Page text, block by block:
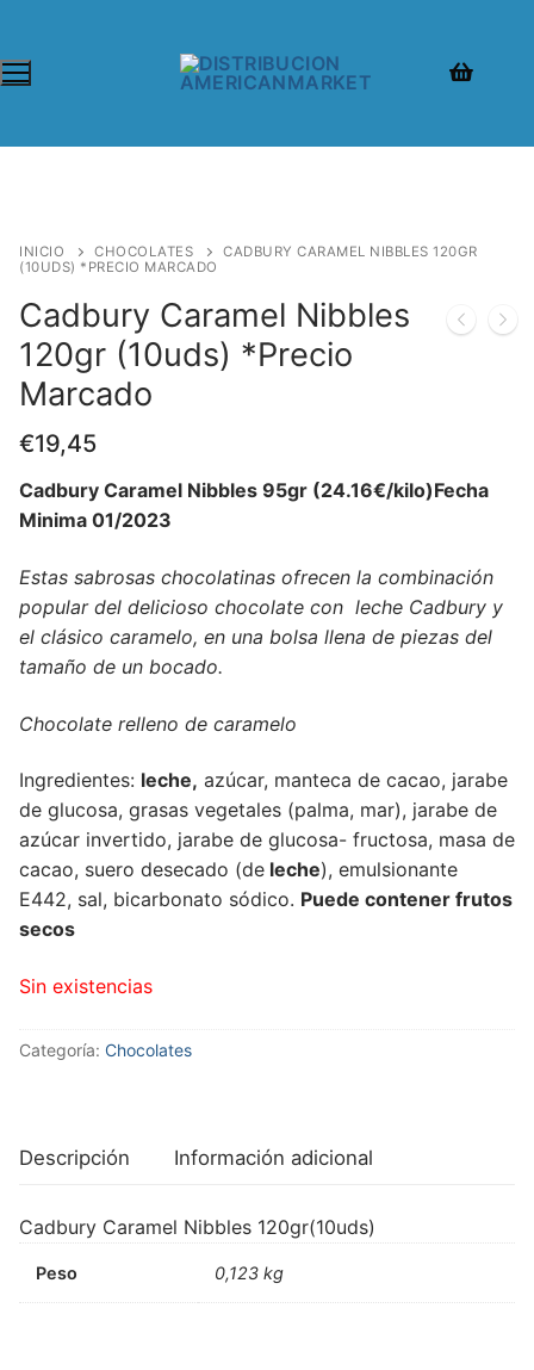
INICIO CHOCOLATES
CADBURY CARAMEL NIBBLES 120GR
(10UDS) *PRECIO MARCADO
Cadbury Caramel Nibbles
120gr (10uds) *Precio
Marcado
€19,45
Cadbury Caramel Nibbles 95gr (24.16€/kilo)Fecha
Minima 01/2023
Estas sabrosas chocolatinas ofrecen la combinación
popular del delicioso chocolate con leche Cadbury y
el clásico caramelo, en una bolsa llena de piezas del
tamaño de un bocado.
Chocolate relleno de caramelo
Ingredientes: leche, azúcar, manteca de cacao, jarabe
de glucosa, grasas vegetales (palma, mar), jarabe de
azúcar invertido, jarabe de glucosa- fructosa, masa de
cacao, suero desecado (de leche), emulsionante
E442, sal, bicarbonato sódico. Puede contener frutos
secos
Sin existencias
Categoría: Chocolates
Descripción Información adicional
Cadbury Caramel Nibbles 120gr(10uds)
Peso 0,123 kg